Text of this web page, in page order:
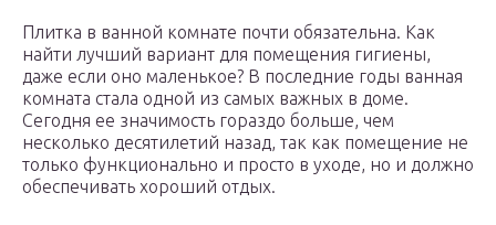
Плитка в ванной комнате почти обязательна. Как
найти лучший вариант для помещения гигиены,
даже если оно маленькое? В последние годы ванная
комната стала одной из самых важных в доме.
Сегодня ее значимость гораздо больше, чем
несколько десятилетий назад, так как помещение не
только функционально и просто в уходе, но и должно
обеспечивать хороший отдых.